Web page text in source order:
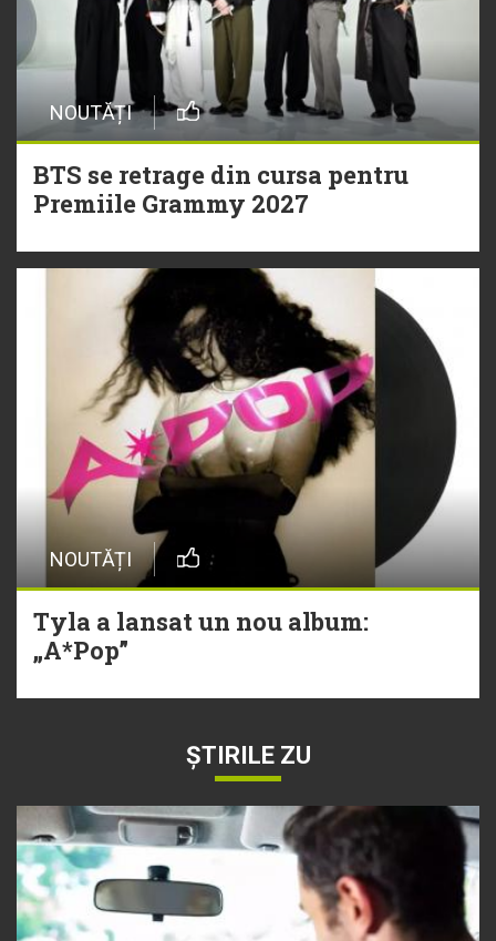
NOUTĂȚI
BTS se retrage din cursa pentru
Premiile Grammy 2027
NOUTĂȚI
Tyla a lansat un nou album:
„A*Pop”
ȘTIRILE ZU